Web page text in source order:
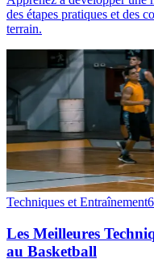
des étapes pratiques et des
terrain.
Techniques et Entraînement6
Les Meilleures
au Basketball